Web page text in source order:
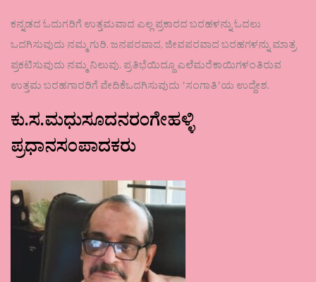
ಕನ್ನಡದ ಓದುಗರಿಗೆ ಉತ್ತಮವಾದ ಎಲ್ಲ ಪ್ರಕಾರದ ಬರಹಳನ್ನು ಓದಲು
ಒದಗಿಸುವುದು ನಮ್ಮ ಗುರಿ. ಜನಪರವಾದ, ಜೀವಪರವಾದ ಬರಹಗಳನ್ನು ಮಾತ್ರ
ಪ್ರಕಟಿಸುವುದು ನಮ್ಮ ನಿಲುವು. ಪ್ರತಿಭೆಯಿದ್ದೂ ಎಲೆಮರೆಕಾಯಿಗಳಂತಿರುವ
ಉತ್ತಮ ಬರಹಗಾರರಿಗೆ ವೇದಿಕೆಒದಗಿಸುವುದು ʼಸಂಗಾತಿʼಯ ಉದ್ದೇಶ.
ಕು.ಸ.ಮಧುಸೂದನರಂಗೇಹಳ್ಳಿ
ಪ್ರಧಾನಸಂಪಾದಕರು